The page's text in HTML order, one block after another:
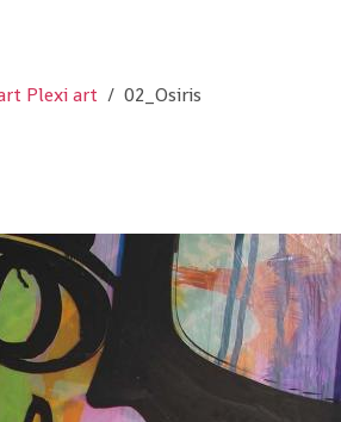
Plexi art 02_Osiris